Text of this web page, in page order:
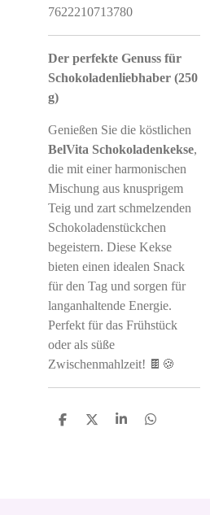
7622210713780
Der perfekte Genuss für
Schokoladenliebhaber (250
g)
Genießen Sie die köstlichen
BelVita Schokoladenkekse,
die mit einer harmonischen
Mischung aus knusprigem
Teig und zart schmelzenden
Schokoladenstückchen
begeistern. Diese Kekse
bieten einen idealen Snack
für den Tag und sorgen für
langanhaltende Energie.
Perfekt für das Frühstück
oder als süße
Zwischenmahlzeit! 🍫🍪
S
S
S
S